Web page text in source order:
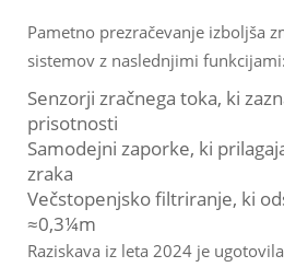
Pametno prezračevanje izboljša
sistemov z naslednjimi funkcijami:
Senzorji zračnega toka, ki
prisotnosti
Samodejni zaporke, ki
zraka
Večstopenjsko filtriranje, ki
≈0,3¼m
Raziskava iz leta 2024 je